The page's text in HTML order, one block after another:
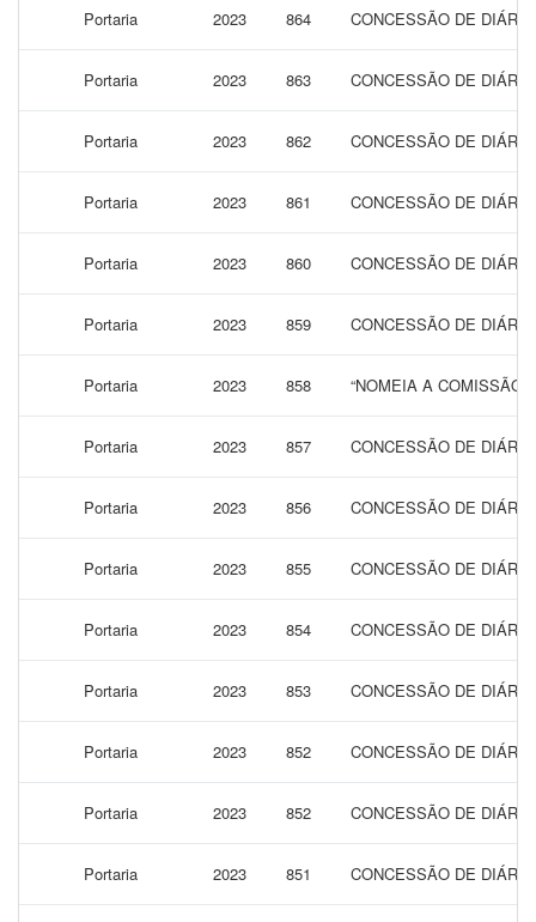
Portaria 2023 864 CONCESSÃO DE
Portaria 2023 863 CONCESSÃO DE
Portaria 2023 862 CONCESSÃO DE
Portaria 2023 861 CONCESSÃO DE
Portaria 2023 860 CONCESSÃO DE
Portaria 2023 859 CONCESSÃO DE
Portaria 2023 858 “NOMEIA A COMISSÃO
Portaria 2023 857 CONCESSÃO DE
Portaria 2023 856 CONCESSÃO DE
Portaria 2023 855 CONCESSÃO DE
Portaria 2023 854 CONCESSÃO DE
Portaria 2023 853 CONCESSÃO DE
Portaria 2023 852 CONCESSÃO DE
Portaria 2023 852 CONCESSÃO DE
Portaria 2023 851 CONCESSÃO DE